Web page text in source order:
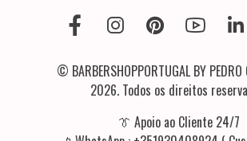
© BARBERSHOPPORTUGAL BY PEDRO
2026. Todos os direitos
👔 Apoio ao Cliente 24/7